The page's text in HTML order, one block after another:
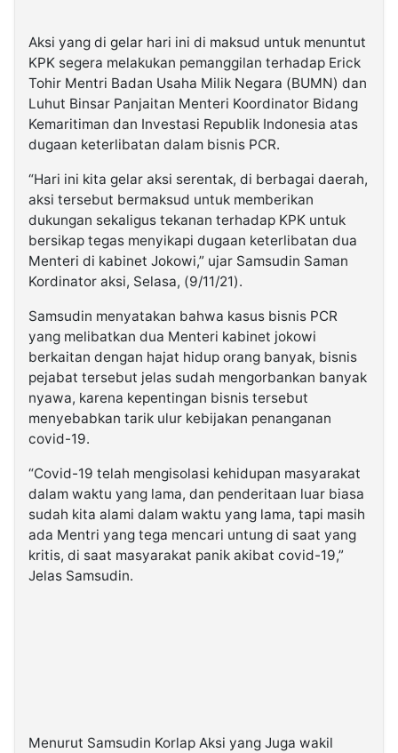
Aksi yang di gelar hari ini di maksud untuk menuntut
KPK segera melakukan pemanggilan terhadap Erick
Tohir Mentri Badan Usaha Milik Negara (BUMN) dan
Luhut Binsar Panjaitan Menteri Koordinator Bidang
Kemaritiman dan Investasi Republik Indonesia atas
dugaan keterlibatan dalam bisnis PCR.
“Hari ini kita gelar aksi serentak, di berbagai daerah,
aksi tersebut bermaksud untuk memberikan
dukungan sekaligus tekanan terhadap KPK untuk
bersikap tegas menyikapi dugaan keterlibatan dua
Menteri di kabinet Jokowi,” ujar Samsudin Saman
Kordinator aksi, Selasa, (9/11/21).
Samsudin menyatakan bahwa kasus bisnis PCR
yang melibatkan dua Menteri kabinet jokowi
berkaitan dengan hajat hidup orang banyak, bisnis
pejabat tersebut jelas sudah mengorbankan banyak
nyawa, karena kepentingan bisnis tersebut
menyebabkan tarik ulur kebijakan penanganan
covid-19.
“Covid-19 telah mengisolasi kehidupan masyarakat
dalam waktu yang lama, dan penderitaan luar biasa
sudah kita alami dalam waktu yang lama, tapi masih
ada Mentri yang tega mencari untung di saat yang
kritis, di saat masyarakat panik akibat covid-19,”
Jelas Samsudin.
Menurut Samsudin Korlap Aksi yang Juga wakil